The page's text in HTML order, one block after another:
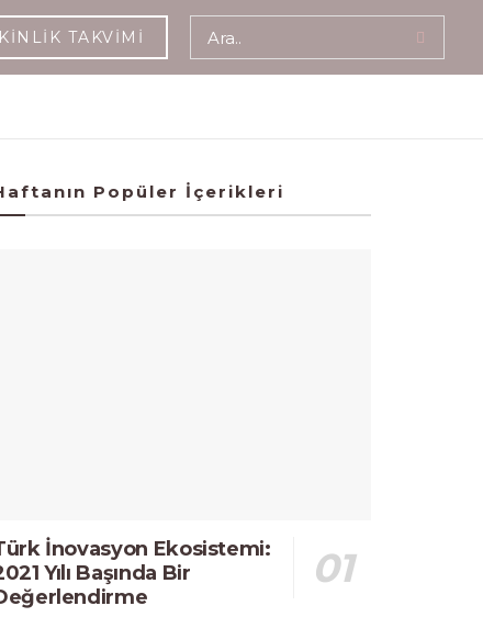
TAKVIMI
Popüler İçerikleri
İnovasyon Ekosistemi:
Yılı Başında Bir